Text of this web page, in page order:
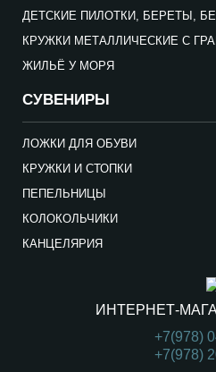
ДЕТСКИЕ ПИЛОТКИ, БЕРЕТЫ,
КРУЖКИ МЕТАЛЛИЧЕСКИЕ С
ЖИЛЬЁ У МОРЯ
СУВЕНИРЫ
ЛОЖКИ ДЛЯ ОБУВИ
КРУЖКИ И СТОПКИ
ПЕПЕЛЬНИЦЫ
КОЛОКОЛЬЧИКИ
КАНЦЕЛЯРИЯ
ИНТЕРНЕТ-
+7(978)
+7(978)